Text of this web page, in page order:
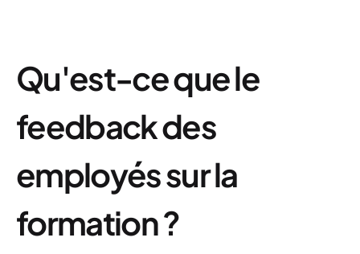
Qu'est-ce que le
feedback des
employés sur la
formation ?